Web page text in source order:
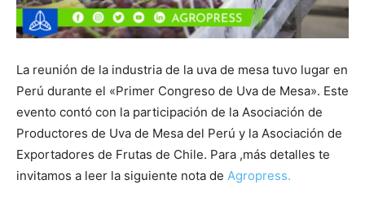
La reunión de la industria de la uva de mesa tuvo lugar en
Perú durante el «Primer Congreso de Uva de Mesa». Este
evento contó con la participación de la Asociación de
Productores de Uva de Mesa del Perú y la Asociación de
Exportadores de Frutas de Chile. Para ,más detalles te
invitamos a leer la siguiente nota de Agropress.